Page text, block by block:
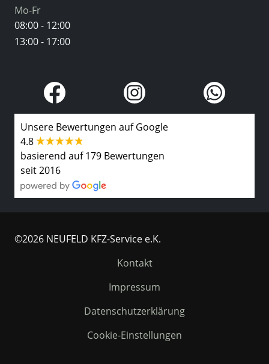
Mo-Fr
08:00 - 12:00
13:00 - 17:00
Unsere Bewertungen auf Google
4.8
basierend auf 179 Bewertungen
seit 2016
©2026 NEUFELD KFZ-Service e.K.
Kontakt
Impressum
Datenschutzerklärung
Cookie-Einstellungen